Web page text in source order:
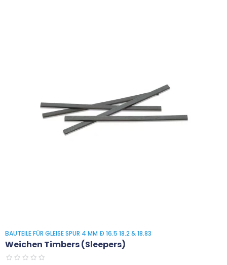
BAUTEILE FÜR GLEISE SPUR 4 MM Ð 16.5 18.2 & 18.83
Weichen Timbers (sleepers)